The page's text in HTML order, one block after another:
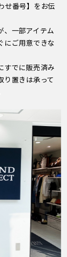
せ番号】をお伝
、一部アイテム
にご用意できな
すでに販売済み
り置きは承って